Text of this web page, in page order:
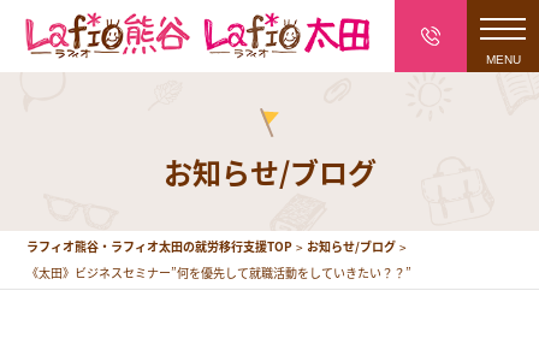
お知らせ/ブログ
ラフィオ熊谷・ラフィオ太田の就労移行支援TOP
お知らせ/ブログ
《太田》ビジネスセミナー”何を優先して就職活動をしていきたい？？”